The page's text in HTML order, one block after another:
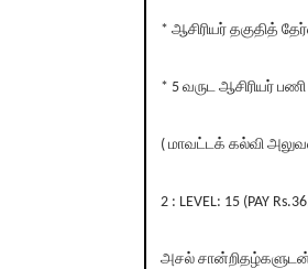
* ஆசிரியர் தகுதித்
* 5 வருட ஆசிரியர்
( மாவட்டக் கல்வி
2 : LEVEL: 15 (PAY
அசல்